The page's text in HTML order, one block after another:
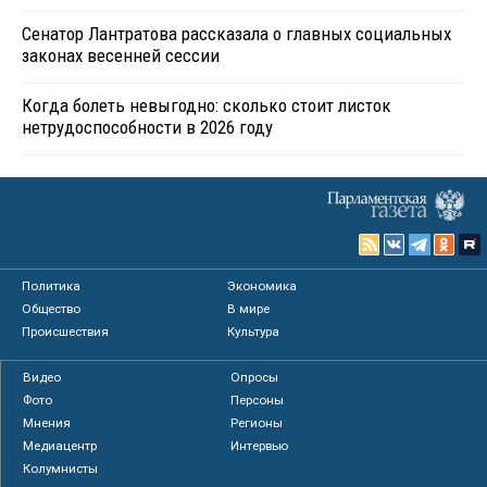
Сенатор Лантратова рассказала о главных социальных
законах весенней сессии
Когда болеть невыгодно: сколько стоит листок
нетрудоспособности в 2026 году
Политика
Экономика
Общество
В мире
Происшествия
Культура
Видео
Опросы
Фото
Персоны
Мнения
Регионы
Медиацентр
Интервью
Колумнисты